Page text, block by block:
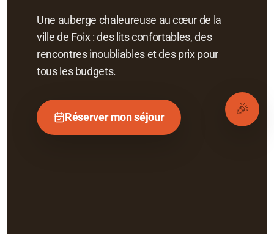
Une auberge chaleureuse au cœur de la
ville de Foix : des lits confortables, des
rencontres inoubliables et des prix pour
tous les budgets.
Réserver mon séjour 🎉